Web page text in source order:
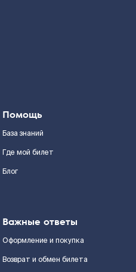
Помощь
База знаний
Где мой билет
Блог
Важные ответы
Оформление и покупка
Возврат и обмен билета